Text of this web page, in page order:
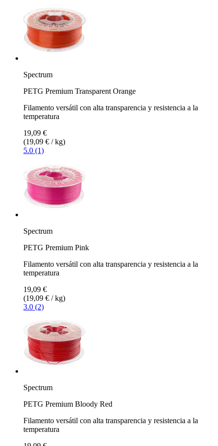
Spectrum
PETG Premium Transparent Orange
Filamento versátil con alta transparencia y resistencia a la
temperatura
19,09 €
(19,09 € / kg)
5.0 (1)
Spectrum
PETG Premium Pink
Filamento versátil con alta transparencia y resistencia a la
temperatura
19,09 €
(19,09 € / kg)
3.0 (2)
Spectrum
PETG Premium Bloody Red
Filamento versátil con alta transparencia y resistencia a la
temperatura